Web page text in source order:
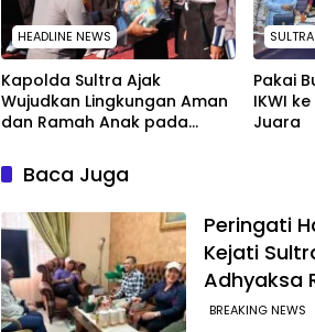
HEADLINE NEWS
Kapolda Sultra Ajak
Wujudkan Lingkungan Aman
dan Ramah Anak pada
Nasional 2026
SULTRA
Pakai
IKWI
Juara
Baca Juga
Peringati
Kejati
Adhyaksa
BREAKING NEWS